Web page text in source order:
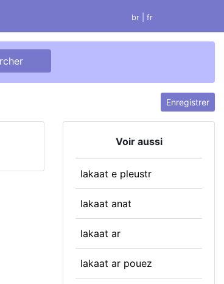
br | fr
Enregistrer
Voir aussi
lakaat e pleustr
lakaat anat
lakaat ar
lakaat ar pouez